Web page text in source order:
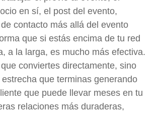
en sí, el post del evento,
contacto más allá del evento
que si estás encima de tu red
a la larga, es mucho más efectiva.
conviertes directamente, sino
que terminas generando
que puede llevar meses en tu
relaciones más duraderas,